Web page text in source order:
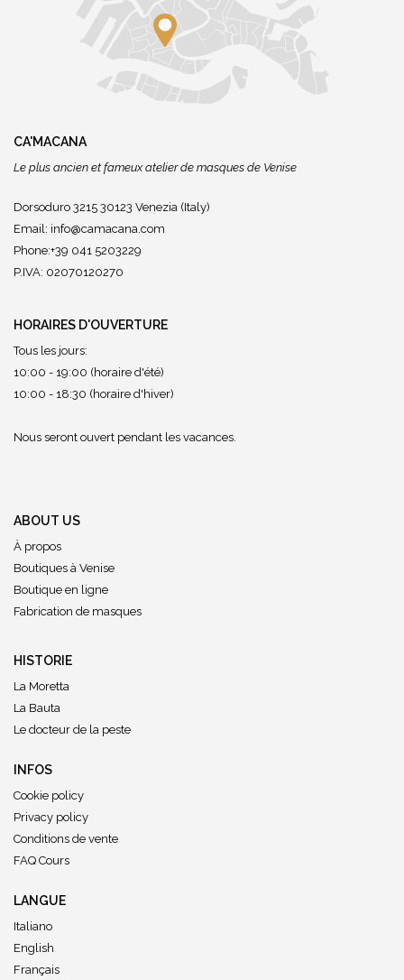
CA'MACANA
Le plus ancien et fameux atelier de masques de Venise
Dorsoduro 3215 30123 Venezia (Italy)
Email: info@camacana.com
Phone:+39 041 5203229
P.IVA: 02070120270
HORAIRES D'OUVERTURE
Tous les jours:
10:00 - 19:00 (horaire d'été)
10:00 - 18:30 (horaire d'hiver)
Nous seront ouvert pendant les vacances.
ABOUT US
À propos
Boutiques à Venise
Boutique en ligne
Fabrication de masques
HISTORIE
La Moretta
La Bauta
Le docteur de la peste
INFOS
Cookie policy
Privacy policy
Conditions de vente
FAQ Cours
LANGUE
Italiano
English
Français